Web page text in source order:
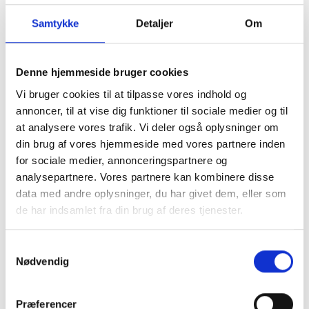
Samtykke Detaljer Om
Denne hjemmeside bruger cookies
Vi bruger cookies til at tilpasse vores indhold og
annoncer, til at vise dig funktioner til sociale medier og til
at analysere vores trafik. Vi deler også oplysninger om
din brug af vores hjemmeside med vores partnere inden
for sociale medier, annonceringspartnere og
analysepartnere. Vores partnere kan kombinere disse
data med andre oplysninger, du har givet dem, eller som
de har indsamlet fra din brug af deres tjenester.
Nødvendig
Præferencer
Sammensætning
Indeholder naturligt omega-3- og omega-6-fedtsyrer,
herunder EPA og DHA.
Analyse
Råfedt 96,3 %
Råprotein 1,8 %
Råfiber 0,7 %
Råaske 0,25 %
Vand 0,5 %
Opbevares tørt og ved almindelig stuetemperatur.
Beskyt mod direkte sollys. Luk flasken efter brug.